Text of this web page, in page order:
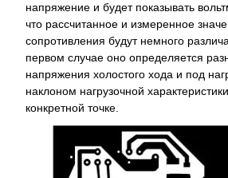
напряжение и будет показывать
что рассчитанное и измеренное
сопротивления будут немного
первом случае оно определяется
напряжения холостого хода и под
наклоном нагрузочной
конкретной точке.